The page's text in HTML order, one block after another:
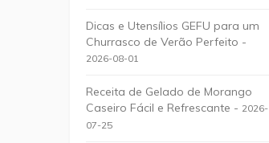
Dicas e Utensílios GEFU para um
Churrasco de Verão Perfeito -
2026-08-01
Receita de Gelado de Morango
Caseiro Fácil e Refrescante - 2026-
07-25